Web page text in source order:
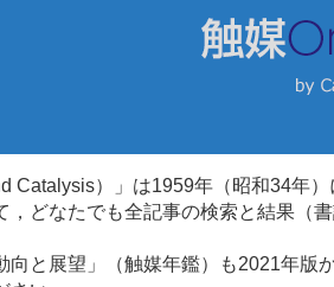
Catalysis）」は1959年（昭和34年
，どなたでも全記事の検索と結果（
向と展望」（触媒年鑑）も2021年